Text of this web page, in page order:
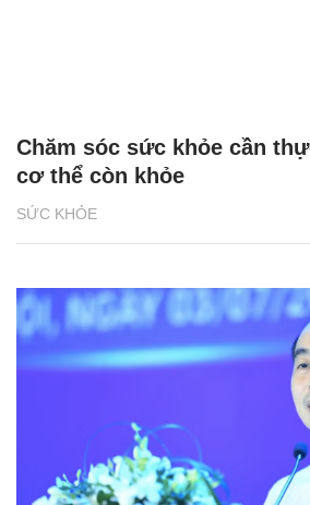
SỨC KHỎE
Chăm sóc sức khỏe cần
cơ thể còn khỏe